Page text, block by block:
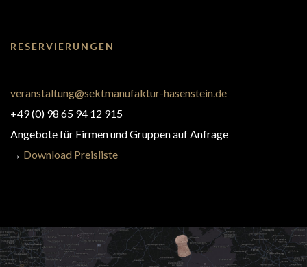
RESERVIERUNGEN
veranstaltung@sektmanufaktur-hasenstein.de
+49 (0) 98 65 94 12 915
Angebote für Firmen und Gruppen auf Anfrage
→ Download Preisliste